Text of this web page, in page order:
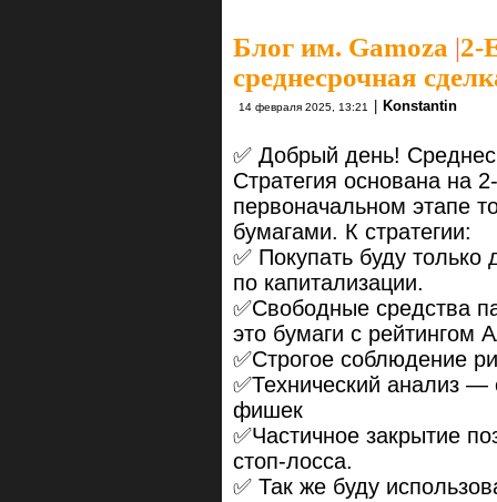
Блог им. Gamoza |2-
среднесрочная
14 февраля 2025, 13:21 Konstantin
✅ Добрый день!
Стратегия основана на
первоначальном этапе
бумагами. К стратегии:
✅ Покупать буду
по капитализации.
✅Свободные средства
это бумаги с рейтингом
✅Строгое соблюдение
✅Технический анализ
фишек
✅Частичное закрытие
стоп-лосса.
✅ Так же буду